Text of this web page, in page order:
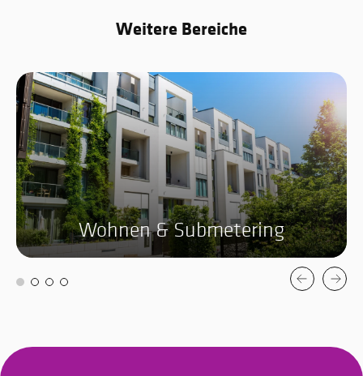
Weitere Bereiche
Wohnen & Submetering